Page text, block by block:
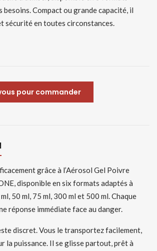
besoins. Compact ou grande capacité, il
sécurité en toutes circonstances.
pour commander
grâce à l’Aérosol Gel Poivre
disponible en six formats adaptés à
50 ml, 75 ml, 300 ml et 500 ml. Chaque
réponse immédiate face au danger.
discret. Vous le transportez facilement,
la puissance. Il se glisse partout, prêt à